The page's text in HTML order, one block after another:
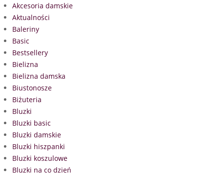
Akcesoria damskie
Aktualności
Baleriny
Basic
Bestsellery
Bielizna
Bielizna damska
Biustonosze
Biżuteria
Bluzki
Bluzki basic
Bluzki damskie
Bluzki hiszpanki
Bluzki koszulowe
Bluzki na co dzień